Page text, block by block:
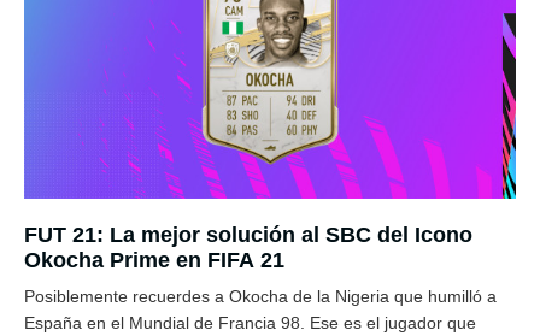
FUT 21: La mejor solución al SBC del Icono
Okocha Prime en FIFA 21
Posiblemente recuerdes a Okocha de la Nigeria que humilló a
España en el Mundial de Francia 98. Ese es el jugador que